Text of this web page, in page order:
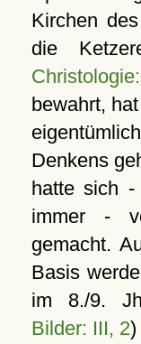
Kirchen
die
bewahrt,
Denkens
hatte sich -
immer -
gemacht.
Basis
im 8./9.
Bilder: III, 2